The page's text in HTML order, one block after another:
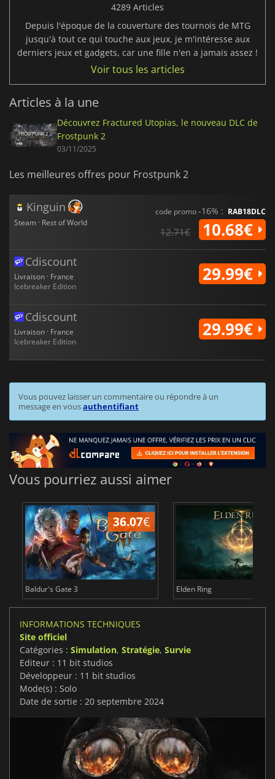
4289 Articles
Depuis l'époque de la couverture des tournois de MTG
jusqu'à tout ce qui touche aux jeux, je m'intéresse aux
derniers jeux et gadgets, car une fille n'en a jamais assez !
Voir tous les articles
Articles à la une
Découvrez Fractured Utopias, le nouveau DLC de
Frostpunk 2
03/11/2025
Les meilleures offres pour Frostpunk 2
Kinguin
Steam · Rest of World
code promo-16% : RAB18DLC
12.71€ 10.68€
Cdiscount
Livraison · France
Icebreaker Edition
29.99€
Cdiscount
Livraison · France
Icebreaker Edition
29.99€
Vous pouvez laisser un commentaire ou répondre à un
message en vousauthentifiant
Vous pourriez aussi aimer
36.07€
Baldur's Gate 3 Elden Ring
INFORMATIONS TECHNIQUES
Site officiel
Catégories : Simulation, Stratégie, Survie
Editeur : 11 bit studios
Développeur : 11 bit studios
Mode(s) : Solo
Date de sortie : 20 septembre 2024